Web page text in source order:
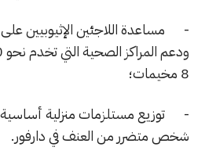
- مساعدة اللاجئين الإثيوبيين
8 مخيمات؛
شخص متضرر من العنف في دارفور.